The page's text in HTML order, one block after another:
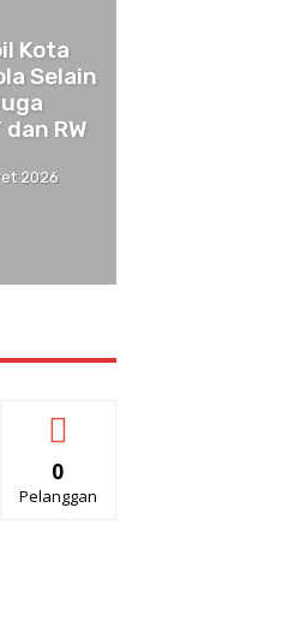
Kota
Selain
RW
2026
0
Pelanggan